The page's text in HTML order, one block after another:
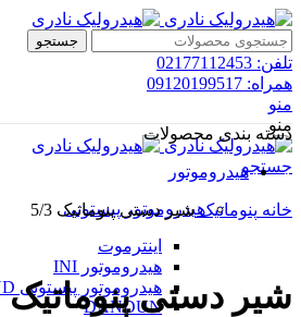
جستجو
تلفن: 02177112453
همراه: 09120199517
منو
منو
جستجو
دسته بندی محصولات
هیدروموتور
هیدروموتور پیستونی
اینترموت
هیدروموتور INI
هیدروموتور پیستونی zi HYD
DANDUN
خانه پنوماتیکشیر دستی پنوماتیک 5/3
شیر دستی پنوماتیک 5/3